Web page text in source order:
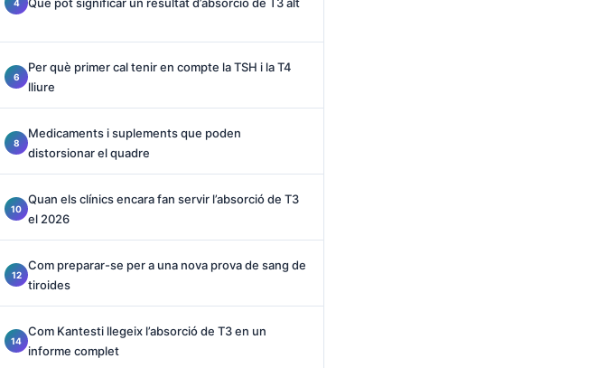
Per què primer cal tenir en compte la TSH i la T4
lliure
Medicaments i suplements que poden
distorsionar el quadre
Quan els clínics encara fan servir l’absorció de T3
el 2026
Com preparar-se per a una nova prova de sang de
tiroides
Com Kantesti llegeix l’absorció de T3 en un
informe complet